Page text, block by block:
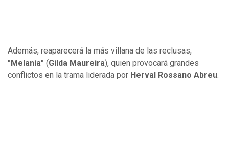
Además, reaparecerá la más villana de las reclusas,
"Melania" (Gilda Maureira), quien provocará grandes
conflictos en la trama liderada por Herval Rossano Abreu.